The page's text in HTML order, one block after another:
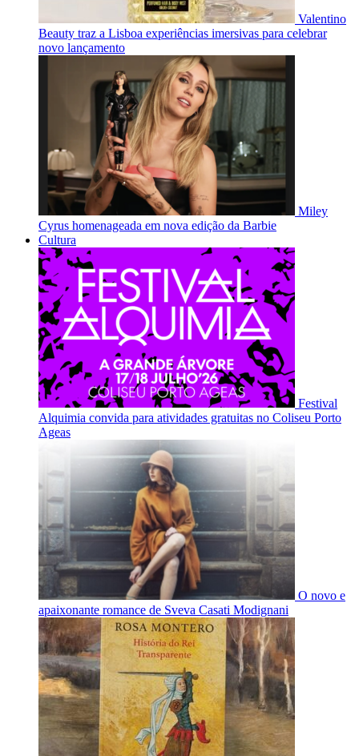
Valentino
Beauty traz a Lisboa experiências imersivas para celebrar
novo lançamento
Miley
Cyrus homenageada em nova edição da Barbie
Cultura
Festival
Alquimia convida para atividades gratuitas no Coliseu Porto
Ageas
O novo e
apaixonante romance de Sveva Casati Modignani